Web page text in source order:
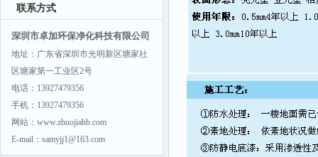
联系方式
深圳市卓加环保净化科技有限公司
地址：广东省深圳市光明新区塘家社
区塘家第一工业区2号
电话：13927479356
手机：13927479356
网站：www.zhuojiahb.com
E-mail：samyjj1@163.com